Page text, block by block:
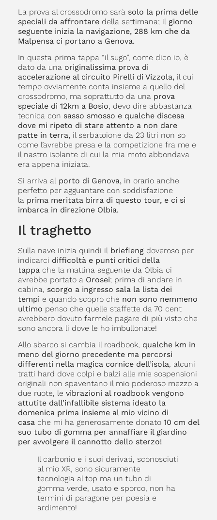
La prova al crossodromo sarà solo la prima delle
speciali da affrontaredella settimana; il giorno
seguente inizia la navigazione, 288 km che da
Malpensa ci portano a Genova.
In questa prima tappa “il sugo”, come dico io, è
dato da una originalissima prova di
accelerazione al circuito Pirelli di Vizzola,il cui
tempo ovviamente conta insieme a quello del
crossodromo, ma soprattutto da una prova
speciale di 12km a Bosio, devo dire abbastanza
tecnica con sasso smosso e qualche discesa
dove mi ripeto di stare attento a non dare
patte in terra,il serbatoione da 23 litri non so
come l’avrebbe presa e la competizione fra me e
il nastro isolante di cui la mia moto abbondava
era appena iniziata.
Si arriva al porto di Genova,in orario anche
perfetto per agguantare con soddisfazione
la prima meritata birra di questo tour, e ci si
imbarca in direzione Olbia.
Il traghetto
Sulla nave inizia quindi il briefiengdoveroso per
indicarci difficoltà e punti critici della
tappa che la mattina seguente da Olbia ci
avrebbe portato a Orosei; prima di andare in
cabina, scorgo a ingresso sala la lista dei
tempi e quando scopro che non sono nemmeno
ultimo penso che quelle staffette da 70 cent
avrebbero dovuto farmele pagare di più visto che
sono ancora li dove le ho imbullonate!
Allo sbarco si cambia il roadbook, qualche km in
meno del giorno precedente ma percorsi
differenti nella magica cornice dell’isola, alcuni
tratti hard dove colpi e balzi alle mie sospensioni
originali non spaventano il mio poderoso mezzo a
due ruote, le vibrazioni al roadbook vengono
attutite dall’infallibile sistema ideato la
domenica prima insieme al mio vicino di
casache mi ha generosamente donato 10 cm del
suo tubo di gomma per annaffiare il giardino
per avvolgere il cannotto dello sterzo!
Il carbonio e i suoi derivati, sconosciuti
al mio XR, sono sicuramente
tecnologia al top ma un tubo di
gomma verde, usato e sporco, non ha
termini di paragone per poesia e
ardimento!